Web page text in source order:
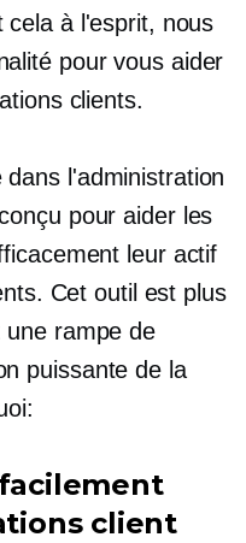
cela à l'esprit, nous
pour vous aider
clients.
dans l'administration
pour aider les
leur actif
Cet outil est plus
rampe de
puissante de la
client